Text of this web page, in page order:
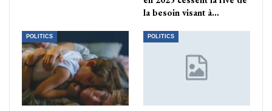
la besoin visant à…
POLITICS POLITICS